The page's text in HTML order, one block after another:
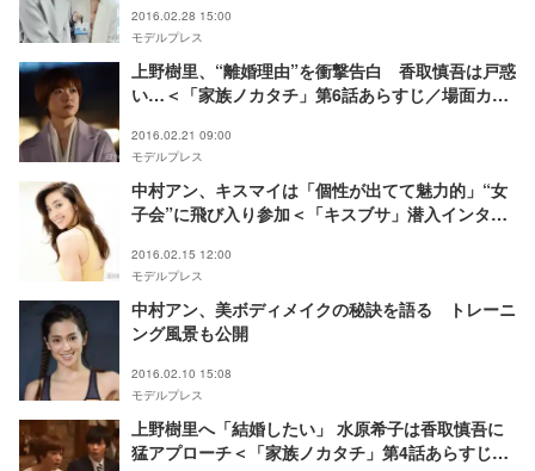
2016.02.28 15:00
モデルプレス
上野樹里、“離婚理由”を衝撃告白 香取慎吾は戸惑
い…＜「家族ノカタチ」第6話あらすじ／場面カッ
2016.02.21 09:00
モデルプレス
中村アン、キスマイは「個性が出てて魅力的」“女
子会”に飛び入り参加＜「キスブサ」潜入インタビ
2016.02.15 12:00
モデルプレス
中村アン、美ボディメイクの秘訣を語る トレーニ
ング風景も公開
2016.02.10 15:08
モデルプレス
上野樹里へ「結婚したい」 水原希子は香取慎吾に
猛アプローチ＜「家族ノカタチ」第4話あらすじ／